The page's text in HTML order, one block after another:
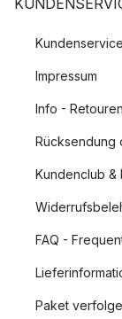
Kundenservice
Impressum
Info -
Rücksendung
Kundenclub &
FAQ -
Paket